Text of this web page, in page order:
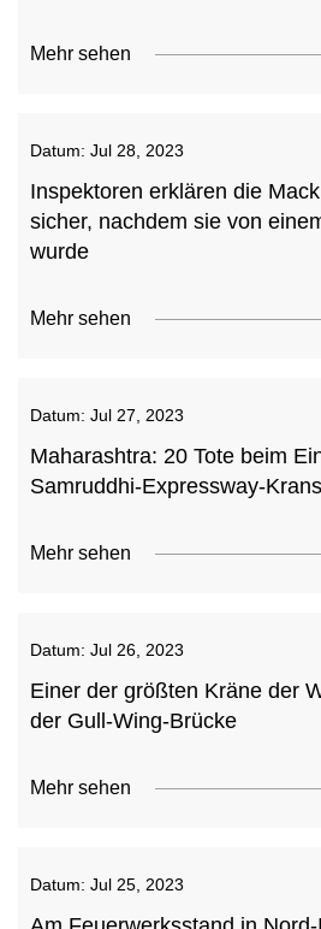
Mehr sehen
Datum: Jul 28, 2023
Inspektoren erklären die
sicher, nachdem sie von
wurde
Mehr sehen
Datum: Jul 27, 2023
Maharashtra: 20 Tote beim
Samruddhi-Expressway-
Mehr sehen
Datum: Jul 26, 2023
Einer der größten Kräne der
der Gull-Wing-Brücke
Mehr sehen
Datum: Jul 25, 2023